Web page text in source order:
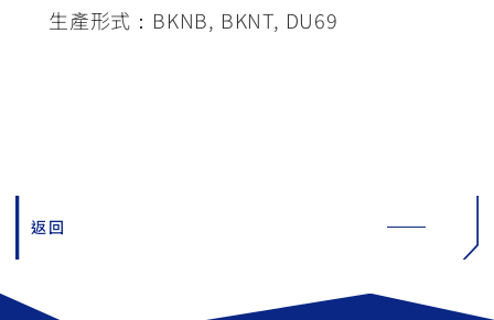
生產形式：BKNB, BKNT, DU69
返回